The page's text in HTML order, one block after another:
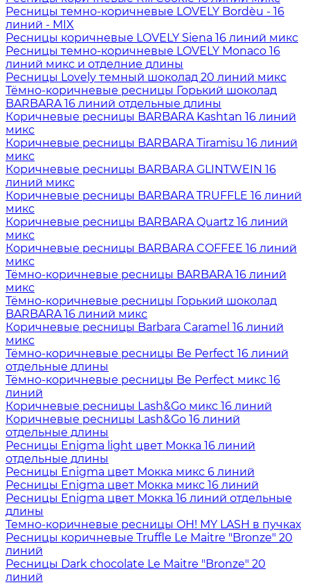
Ресницы темно-коричневые LOVELY Bordèu - 16
линий - MIX
Ресницы коричневые LOVELY Siena 16 линий микс
Ресницы темно-коричневые LOVELY Monaco 16
линий микс и отделние длины
Ресницы Lovely темный шоколад 20 линий микс
Тёмно-коричневые ресницы Горький шоколад
BARBARA 16 линий отдельные длины
Коричневые ресницы BARBARA Kashtan 16 линий
микс
Коричневые ресницы BARBARA Tiramisu 16 линий
микс
Коричневые ресницы BARBARA GLINTWEIN 16
линий микс
Коричневые ресницы BARBARA TRUFFLE 16 линий
микс
Коричневые ресницы BARBARA Quartz 16 линий
микс
Коричневые ресницы BARBARA COFFEE 16 линий
микс
Тёмно-коричневые ресницы BARBARA 16 линий
микс
Тёмно-коричневые ресницы Горький шоколад
BARBARA 16 линий микс
Коричневые ресницы Barbara Caramel 16 линий
микс
Тёмно-коричневые ресницы Be Perfect 16 линий
отдельные длины
Тёмно-коричневые ресницы Be Perfect микс 16
линий
Коричневые ресницы Lash&Go микс 16 линий
Коричневые ресницы Lash&Go 16 линий
отдельные длины
Ресницы Enigma light цвет Мокка 16 линий
отдельные длины
Ресницы Enigma цвет Мокка микс 6 линий
Ресницы Enigma цвет Мокка микс 16 линий
Ресницы Enigma цвет Мокка 16 линий отдельные
длины
Темно-коричневые ресницы OH! MY LASH в пучках
Ресницы коричневые Truffle Le Maitre "Bronze" 20
линий
Ресницы Dark chocolate Le Maitre "Bronze" 20
линий